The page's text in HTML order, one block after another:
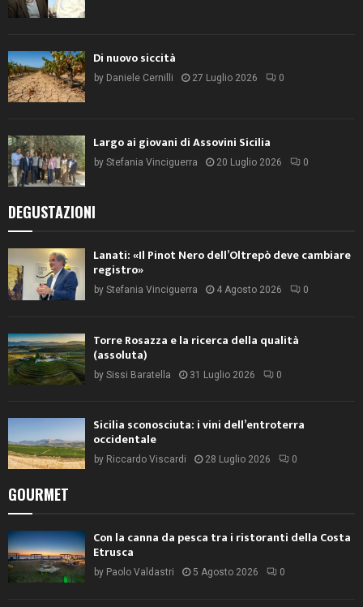
Di nuovo siccità
by Daniele Cernilli 27 Luglio 2026 0
Largo ai giovani di Assovini Sicilia
by Stefania Vinciguerra 20 Luglio 2026 0
DEGUSTAZIONI
Lanati: «Il Pinot Nero dell’Oltrepò deve cambiare
registro»
by Stefania Vinciguerra 4 Agosto 2026 0
Torre Rosazza e la ricerca della qualità
(assoluta)
by Sissi Baratella 31 Luglio 2026 0
Sicilia sconosciuta: i vini dell’entroterra
occidentale
by Riccardo Viscardi 28 Luglio 2026 0
GOURMET
Con la canna da pesca tra i ristoranti della Costa
Etrusca
by Paolo Valdastri 5 Agosto 2026 0